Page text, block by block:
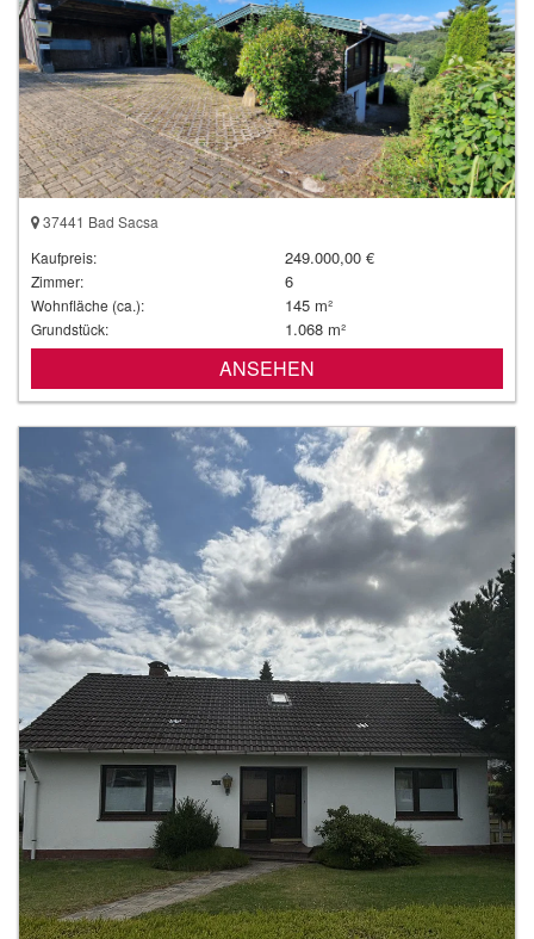
37441 Bad Sacsa
Kaufpreis:
249.000,00 €
Zimmer: 6
Wohnfläche (ca.): 145 m²
Grundstück: 1.068 m²
ANSEHEN